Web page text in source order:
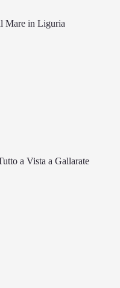
Mare in Liguria
a Vista a Gallarate